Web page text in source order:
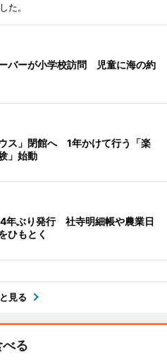
た。
バーが小学校訪問 児童に海の約
ス」閉館へ 1年かけて行う「楽
」始動
4年ぶり発行 社寺明細帳や農業日
ひもとく
見る
べる